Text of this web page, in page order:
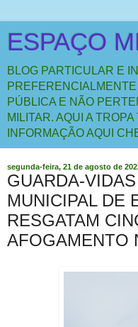
ESPAÇO
BLOG PARTICULAR E
PÚBLICA E NÃO
MILITAR. AQUI A
INFORMAÇÃO AQUI
segunda-feira, 21 de agosto de
GUARDA-
MUNICIPAL DE
RESGATAM
AFOGAMENTO